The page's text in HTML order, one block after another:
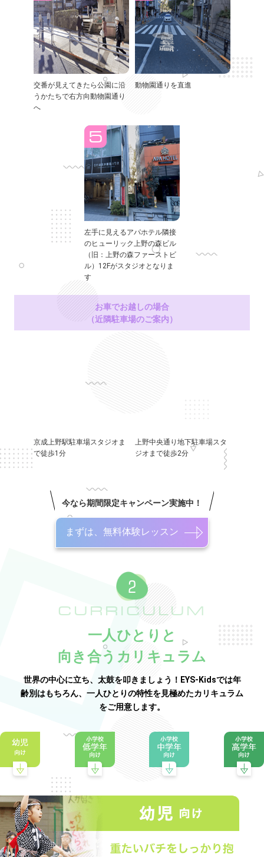
交番が見えてきたら公園に沿
うかたちで右方向動物園通り
へ
動物園通りを直進
左手に見えるアパホテル隣接
のヒューリック上野の森ビル
（旧：上野の森ファーストビ
ル）12Fがスタジオとなりま
す
お車でお越しの場合
（近隣駐車場のご案内）
京成上野駅駐車場スタジオま
で徒歩1分
上野中央通り地下駐車場スタ
ジオまで徒歩2分
今なら期間限定キャンペーン実施中！
まずは、無料体験レッスン
CURRICULUM
一人ひとりと
向き合うカリキュラム
世界の中心に立ち、太鼓を叩きましょう！EYS-Kidsでは年
齢別はもちろん、一人ひとりの特性を見極めたカリキュラム
をご用意します。